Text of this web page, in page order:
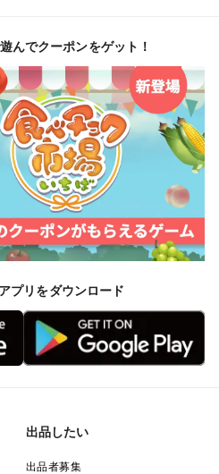
んでクーポンをゲット！
プリをダウンロード
出品したい
出品者募集